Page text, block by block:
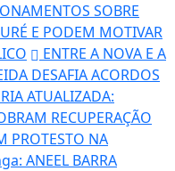
SOBRE
E PODEM MOTIVAR
ENTRE A NOVA E A
DESAFIA ACORDOS
ATUALIZADA:
RECUPERAÇÃO
PROTESTO NA
ANEEL BARRA